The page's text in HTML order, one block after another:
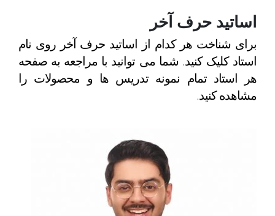
اساتید حرف آخر
برای شناخت هر کدام از اساتید حرف آخر روی نام
استاد کلیک کنید. شما می توانید با مراجعه به صفحه
هر استاد تمام نمونه تدریس ها و محصولات را
مشاهده کنید.